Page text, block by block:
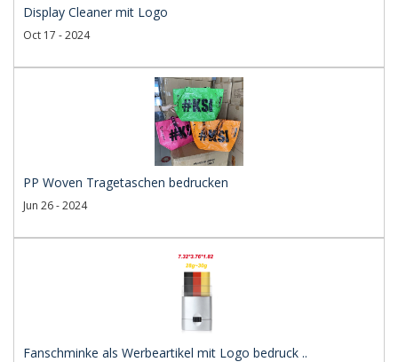
Display Cleaner mit Logo
Oct 17 - 2024
PP Woven Tragetaschen bedrucken
Jun 26 - 2024
Fanschminke als Werbeartikel mit Logo bedruck ..